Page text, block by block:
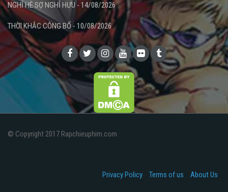
NGHỈ HÈ SỢ NGHỈ HƯU - 14/08/2026
THỜI KHẮC CÔNG BỐ - 10/08/2026
© Copyright 2017 Rapchieuphim.com
Privacy Policy Terms of us About Us